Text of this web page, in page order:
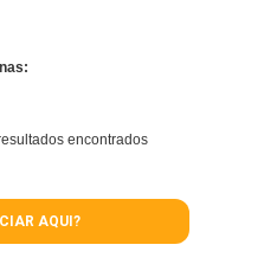
encontrados
AQUI?